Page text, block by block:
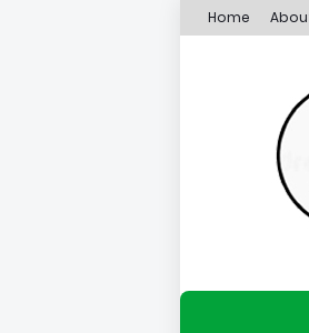
Home